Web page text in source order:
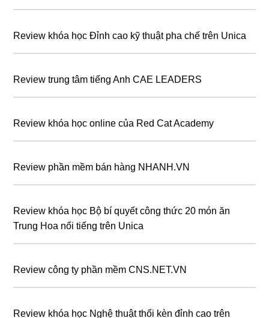
Review khóa học Đỉnh cao kỹ thuật pha chế trên Unica
Review trung tâm tiếng Anh CAE LEADERS
Review khóa học online của Red Cat Academy
Review phần mềm bán hàng NHANH.VN
Review khóa học Bộ bí quyết công thức 20 món ăn
Trung Hoa nổi tiếng trên Unica
Review công ty phần mềm CNS.NET.VN
Review khóa học Nghệ thuật thổi kèn đỉnh cao trên